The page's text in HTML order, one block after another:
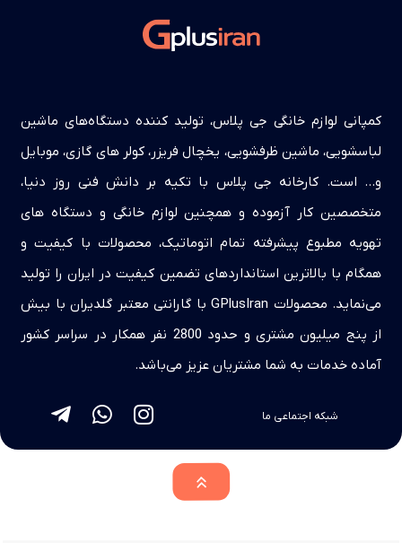
کمپانی لوازم خانگی جی پلاس، تولید کننده دستگاه‌های ماشین
لباسشویی، ماشین ظرفشویی، یخچال فریزر، کولر های گازی، موبایل
و… است. کارخانه جی پلاس با تکیه بر دانش فنی روز دنیا،
متخصصین کار آزموده و همچنین لوازم خانگی و دستگاه های
تهویه مطبوع پیشرفته تمام اتوماتیک، محصولات با کیفیت و
همگام با بالاترین استانداردهای تضمین کیفیت در ایران را تولید
می‌نماید. محصولات GPlusIran با گارانتی معتبر گلدیران با بیش
از پنج میلیون مشتری و حدود 2800 نفر همکار در سراسر کشور
آماده خدمات به شما مشتریان عزیز می‌باشد.
شبکه اجتماعی ما